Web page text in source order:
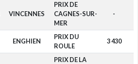
VINCENNES
PRIX DE
CAGNES-SUR-
MER
-
ENGHIEN
PRIX DU
ROULE
3 430
PRIX DE LA